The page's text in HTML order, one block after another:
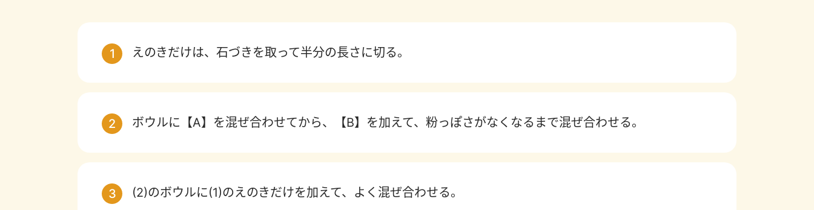
1 えのきだけは、石づきを取って半分の長さに切る。
2 ボウルに【A】を混ぜ合わせてから、【B】を加えて、粉っぽさがなくなるまで混ぜ合わせる。
3 (2)のボウルに(1)のえのきだけを加えて、よく混ぜ合わせる。